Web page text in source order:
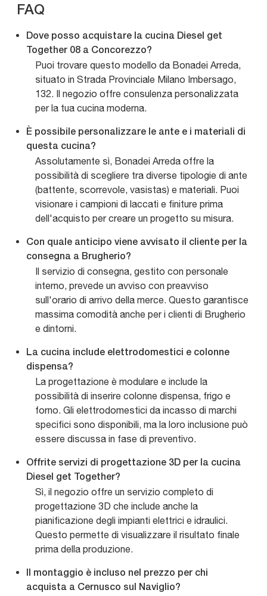
FAQ
Dove posso acquistare la cucina Diesel get
Together 08 a Concorezzo?
Puoi trovare questo modello da Bonadei Arreda,
situato in Strada Provinciale Milano Imbersago,
132. Il negozio offre consulenza personalizzata
per la tua cucina moderna.
È possibile personalizzare le ante e i materiali di
questa cucina?
Assolutamente sì, Bonadei Arreda offre la
possibilità di scegliere tra diverse tipologie di ante
(battente, scorrevole, vasistas) e materiali. Puoi
visionare i campioni di laccati e finiture prima
dell'acquisto per creare un progetto su misura.
Con quale anticipo viene avvisato il cliente per la
consegna a Brugherio?
Il servizio di consegna, gestito con personale
interno, prevede un avviso con preavviso
sull'orario di arrivo della merce. Questo garantisce
massima comodità anche per i clienti di Brugherio
e dintorni.
La cucina include elettrodomestici e colonne
dispensa?
La progettazione è modulare e include la
possibilità di inserire colonne dispensa, frigo e
forno. Gli elettrodomestici da incasso di marchi
specifici sono disponibili, ma la loro inclusione può
essere discussa in fase di preventivo.
Offrite servizi di progettazione 3D per la cucina
Diesel get Together?
Sì, il negozio offre un servizio completo di
progettazione 3D che include anche la
pianificazione degli impianti elettrici e idraulici.
Questo permette di visualizzare il risultato finale
prima della produzione.
Il montaggio è incluso nel prezzo per chi
acquista a Cernusco sul Naviglio?